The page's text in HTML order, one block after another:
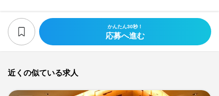
かんたん30秒！
応募へ進む
近くの似ている求人